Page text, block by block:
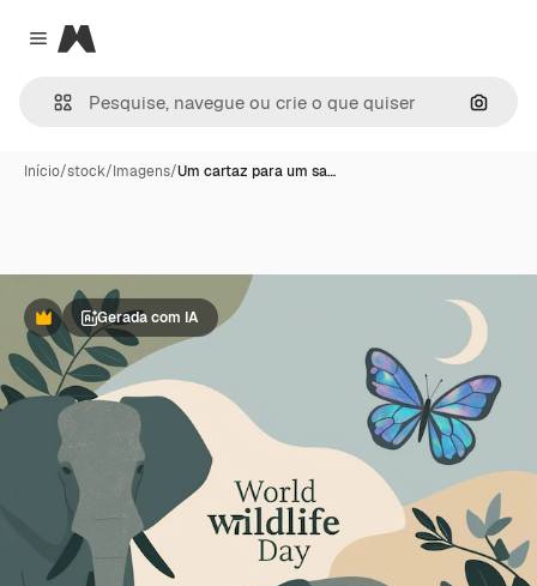
Close menu
Magnific
Início/stock/Imagens/Um cartaz para um sa…
PremiumGerada com IA